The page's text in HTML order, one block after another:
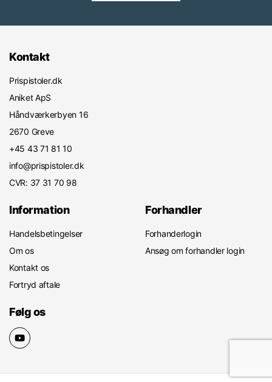
Kontakt
Prispistoler.dk
Aniket ApS
Håndværkerbyen 16
2670 Greve
+45 43 71 81 10
info@prispistoler.dk
CVR: 37 31 70 98
Information
Handelsbetingelser
Om os
Kontakt os
Fortryd aftale
Forhandler
Forhanderlogin
Ansøg om forhandler login
Følg os